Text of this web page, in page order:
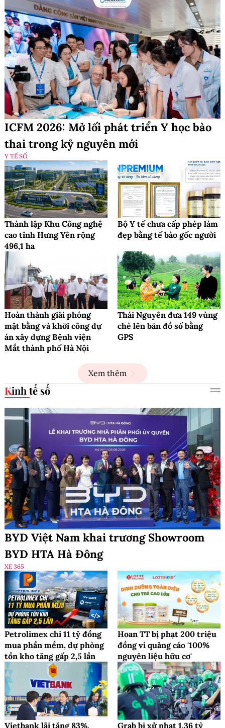
ICFM 2026: Mở lối phát triển Y học bào
thai trong kỷ nguyên mới
Y TẾ SỐ
Thành lập Khu Công nghệ
cao tỉnh Hưng Yên rộng
496,1 ha
Bộ Y tế chưa cấp phép làm
đẹp bằng tế bào gốc người
Hoàn thành giải phóng
mặt bằng và khởi công dự
án xây dựng Bệnh viện
Mắt thành phố Hà Nội
Thái Nguyên đưa 149 vùng
chè lên bản đồ số bằng
GPS
Xem thêm
Kinh tế số
BYD Việt Nam khai trương Showroom
BYD HTA Hà Đông
XE 365
Petrolimex chi 11 tỷ đồng
mua phần mềm, dự phòng
tồn kho tăng gấp 2,5 lần
Hoan TT bị phạt 200 triệu
đồng vì quảng cáo '100%
nguyên liệu hữu cơ'
Vietbank lãi tăng 83%, Grab bị xử phạt 1,36 tỷ